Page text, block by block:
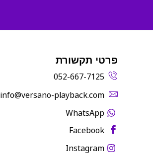
פרטי תקשורת
052-667-7125
‫info@versano-playback.com‬
WhatsApp
Facebook
Instagram